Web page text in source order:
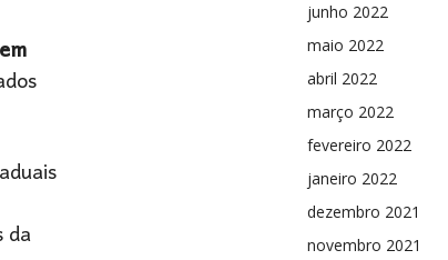
junho 2022
maio 2022
abril 2022
março 2022
fevereiro 2022
janeiro 2022
dezembro 2021
novembro 2021